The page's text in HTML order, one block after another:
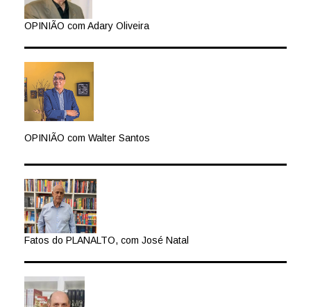
OPINIÃO com Adary Oliveira
OPINIÃO com Walter Santos
Fatos do PLANALTO, com José Natal